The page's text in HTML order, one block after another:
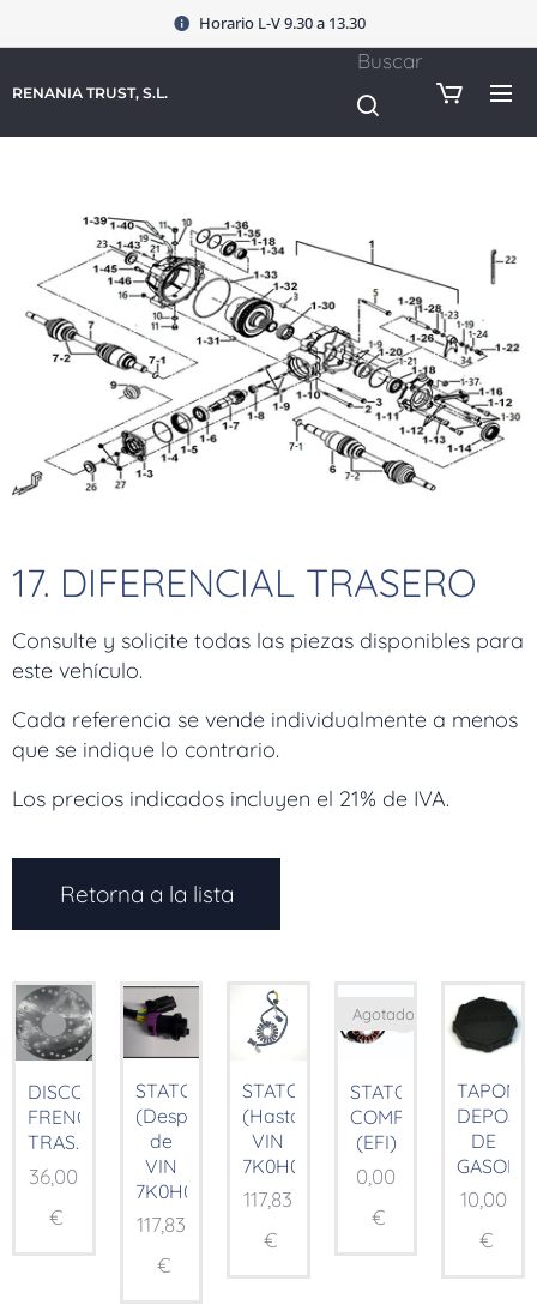
Horario L-V 9.30 a 13.30
RENANIA TRUST, S.L.
Buscar
17. DIFERENCIAL TRASERO
Consulte y solicite todas las piezas disponibles para
este vehículo.
Cada referencia se vende individualmente a menos
que se indique lo contrario.
Los precios indicados incluyen el 21% de IVA.
Retorna a la lista
DISCO
FRENO
TRAS.
36,00
€
STATOR
(Después
de
VIN
7K0H01185)
117,83
€
STATOR
(Hasta
VIN
7K0H01185)
117,83
€
STATOR
COMP.
(EFI)
Agotado
0,00
€
TAPON
DE
10,00
€